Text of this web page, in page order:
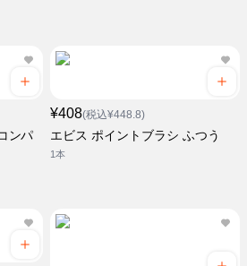
ンパ
¥408(税込¥448.8)
エビス ポイントブラシ ふつう
1本